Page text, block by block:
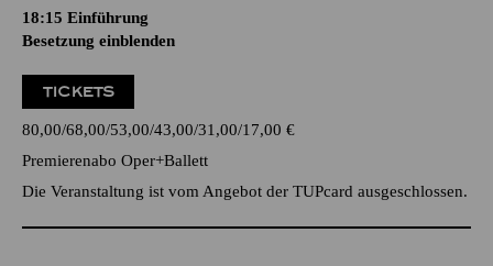
18:15 Einführung
Besetzung einblenden
TICKETS
80,00 68,00 53,00 43,00 31,00 17,00 €
Premierenabo Oper+Ballett
Die Veranstaltung ist vom Angebot der TUPcard ausgeschlossen.